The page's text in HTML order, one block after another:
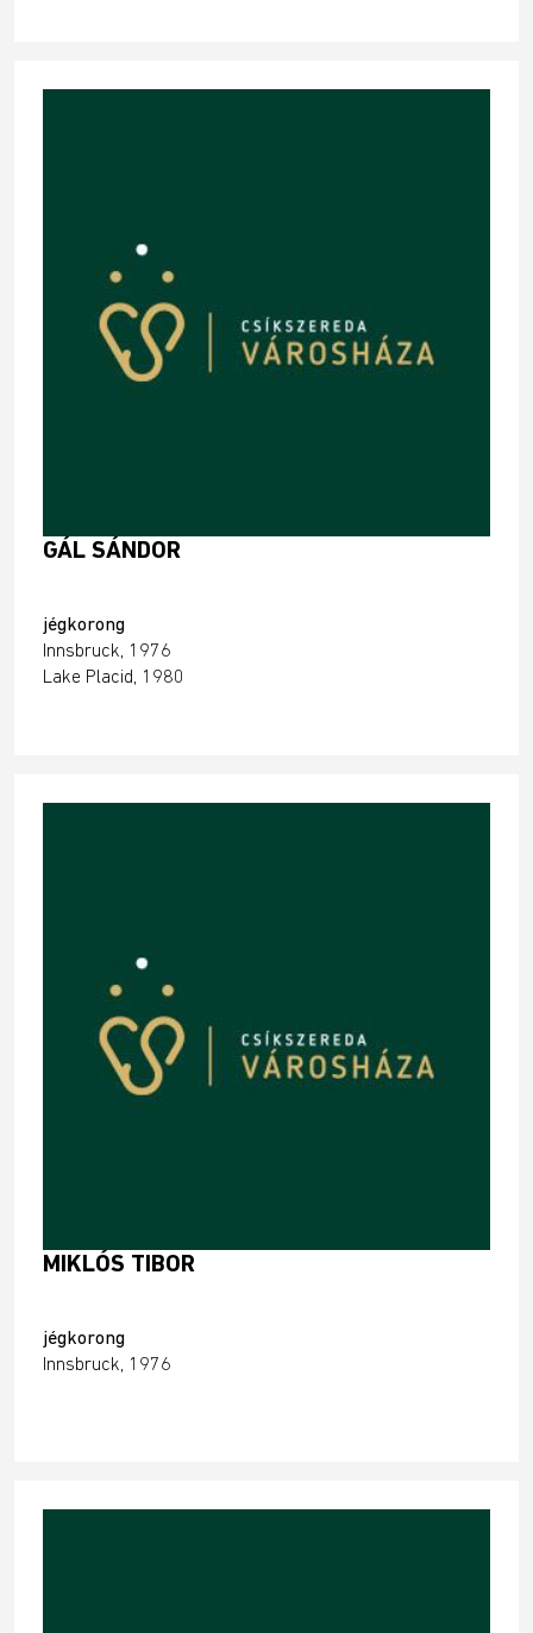
GÁL SÁNDOR
jégkorong
Innsbruck, 1976
Lake Placid, 1980
MIKLÓS TIBOR
jégkorong
Innsbruck, 1976